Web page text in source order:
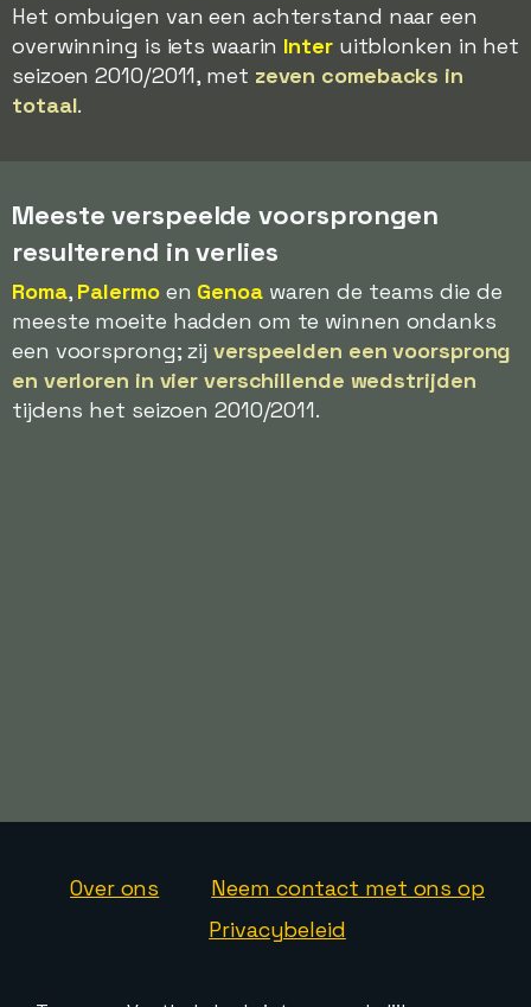
Het ombuigen van een achterstand naar een
overwinning is iets waarin Interuitblonken in het
seizoen 2010/2011, met zeven comebacks in
totaal.
Meeste verspeelde voorsprongen
resulterend in verlies
Roma, Palermoen Genoawaren de teams die de
meeste moeite hadden om te winnen ondanks
een voorsprong; zij verspeelden een voorsprong
en verloren in vier verschillende wedstrijden
tijdens het seizoen 2010/2011.
Over ons
Neem contact met ons op
Privacybeleid